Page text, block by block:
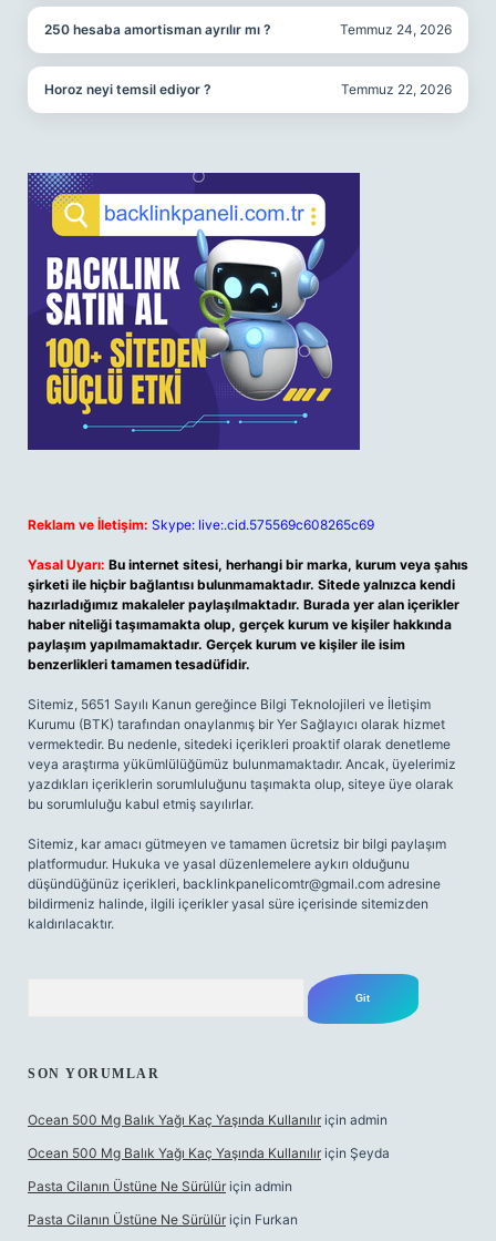
250 hesaba amortisman ayrılır mı ? Temmuz 24, 2026
Horoz neyi temsil ediyor ? Temmuz 22, 2026
Reklam ve İletişim: Skype: live:.cid.575569c608265c69
Yasal Uyarı: Bu internet sitesi, herhangi bir marka, kurum veya şahıs
şirketi ile hiçbir bağlantısı bulunmamaktadır. Sitede yalnızca kendi
hazırladığımız makaleler paylaşılmaktadır. Burada yer alan içerikler
haber niteliği taşımamakta olup, gerçek kurum ve kişiler hakkında
paylaşım yapılmamaktadır. Gerçek kurum ve kişiler ile isim
benzerlikleri tamamen tesadüfidir.
Sitemiz, 5651 Sayılı Kanun gereğince Bilgi Teknolojileri ve İletişim
Kurumu (BTK) tarafından onaylanmış bir Yer Sağlayıcı olarak hizmet
vermektedir. Bu nedenle, sitedeki içerikleri proaktif olarak denetleme
veya araştırma yükümlülüğümüz bulunmamaktadır. Ancak, üyelerimiz
yazdıkları içeriklerin sorumluluğunu taşımakta olup, siteye üye olarak
bu sorumluluğu kabul etmiş sayılırlar.
Sitemiz, kar amacı gütmeyen ve tamamen ücretsiz bir bilgi paylaşım
platformudur. Hukuka ve yasal düzenlemelere aykırı olduğunu
düşündüğünüz içerikleri, backlinkpanelicomtr@gmail.com adresine
bildirmeniz halinde, ilgili içerikler yasal süre içerisinde sitemizden
kaldırılacaktır.
SON YORUMLAR
Ocean 500 Mg Balık Yağı Kaç Yaşında Kullanılır için admin
Ocean 500 Mg Balık Yağı Kaç Yaşında Kullanılır için Şeyda
Pasta Cilanın Üstüne Ne Sürülür için admin
Pasta Cilanın Üstüne Ne Sürülür için Furkan